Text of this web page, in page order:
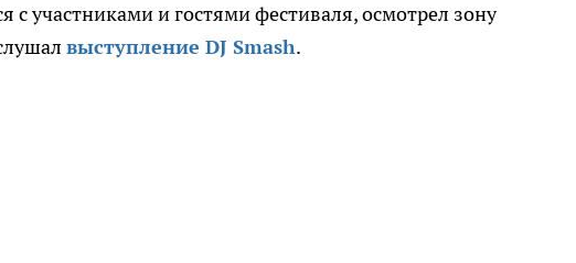
участниками и гостями фестиваля, осмотрел зону
выступление DJ Smash.